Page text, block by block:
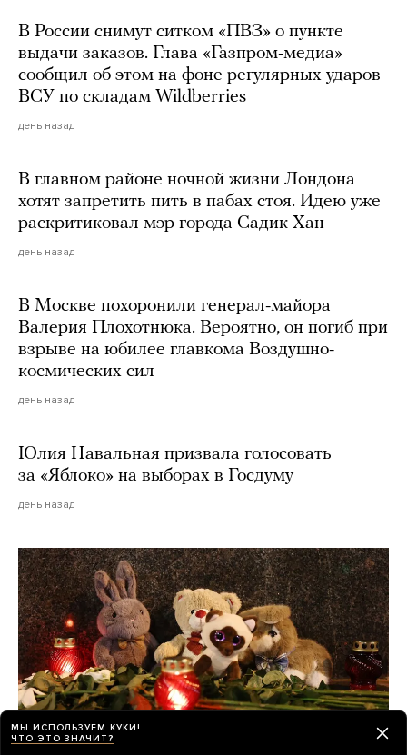
В России снимут ситком «ПВЗ» о пункте
выдачи заказов. Глава «Газпром-медиа»
сообщил об этом на фоне регулярных ударов
ВСУ по складам Wildberries
день назад
В главном районе ночной жизни Лондона
хотят запретить пить в пабах стоя. Идею уже
раскритиковал мэр города Садик Хан
день назад
В Москве похоронили генерал-майора
Валерия Плохотнюка. Вероятно, он погиб при
взрыве на юбилее главкома Воздушно-
космических сил
день назад
Юлия Навальная призвала голосовать
за «Яблоко» на выборах в Госдуму
день назад
МЫ ИСПОЛЬЗУЕМ КУКИ!
ЧТО ЭТО ЗНАЧИТ?